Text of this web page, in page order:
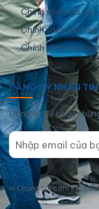
Chính sách đổi trả
Chính sách bảo
Chính sách bảo
ĐĂNG KÝ NHẬN TIN
Đăng ký để nhận
✉ Chúng tôi cam kết